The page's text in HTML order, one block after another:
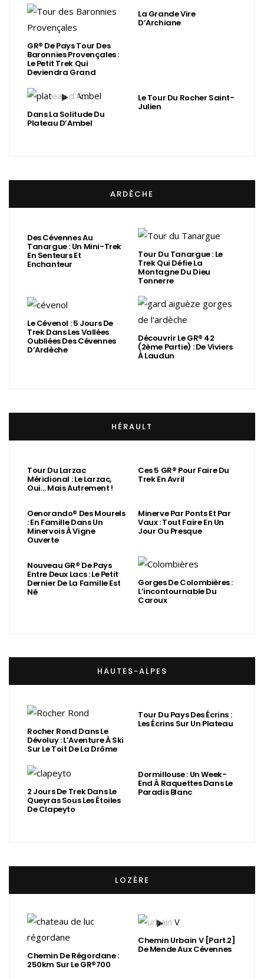
GR® De Pays Tour Des
Baronnies Provençales :
Le Petit Trek Qui
Deviendra Grand
La Grande Vire
D’Archiane
Dans La Solitude Du
Plateau D’Ambel
Le Tour Du Rocher Saint-
Julien
ARDÈCHE
Des Cévennes Au
Tanargue : Un Mini-Trek
En Senteurs Et
Enchanteur
Tour Du Tanargue : Le
Trek Qui Défie La
Montagne Du Dieu
Tonnerre
Le Cévenol : 5 Jours De
Trek Dans Les Vallées
Oubliées Des Cévennes
D’Ardèche
Découvrir Le GR® 42
(2ème Partie) : De Viviers
À Laudun
HÉRAULT
Tour Du Larzac
Méridional : Le Larzac,
Oui… Mais Autrement !
Ces 5 GR® Pour Faire Du
Trek En Avril
Oenorando® Des Mourels
: En Famille Dans Un
Minervois À Vigne
Ouverte
Minerve Par Ponts Et Par
Vaux : Tout Faire En Un
Jour Ou Presque
Nouveau GR® De Pays
Entre Deux Lacs : Le Petit
Dernier De La Famille Est
Né
Gorges De Colombières :
L’incontournable Du
Caroux
HAUTES-ALPES
Rocher Rond Dans Le
Dévoluy : L’Aventure À Ski
Sur Le Toit De La Drôme
Tour Du Pays Des Écrins :
Les Écrins Sur Un Plateau
2 Jours De Trek Dans Le
Queyras Sous Les Étoiles
De Clapeyto
Dormillouse : Un Week-
End À Raquettes Dans Le
Paradis Blanc
LOZÈRE
Chemin De Régordane :
250km Sur Le GR®700
Chemin Urbain V [Part.2]
De Mende Aux Cévennes